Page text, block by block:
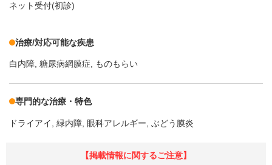
ネット受付(初診)
治療/対応可能な疾患
白内障 糖尿病網膜症 ものもらい
専門的な治療・特色
ドライアイ 緑内障 眼科アレルギー ぶどう膜炎
【掲載情報に関するご注意】